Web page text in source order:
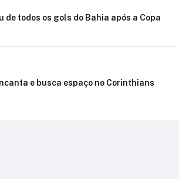
de todos os gols do Bahia após a Copa
e busca espaço no Corinthians